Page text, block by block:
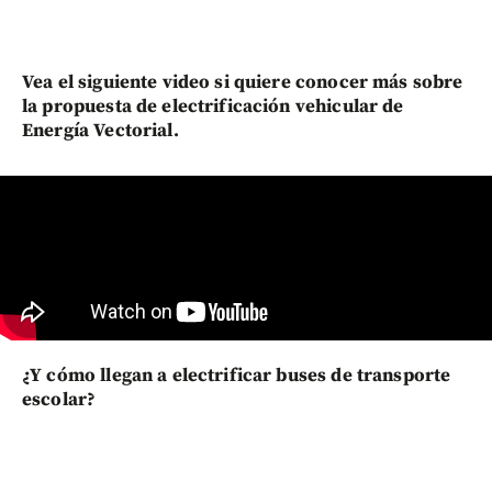
Vea el siguiente video si quiere conocer más sobre
la propuesta de electrificación vehicular de
Energía Vectorial.
¿Y cómo llegan a electrificar buses de transporte
escolar?